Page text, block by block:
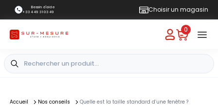
Besoin d'aide
+33 4 49 31 03 49
Choisir un magasin
0
Accueil Nos conseils Quelle est la taille standard d’une fenêtre ?